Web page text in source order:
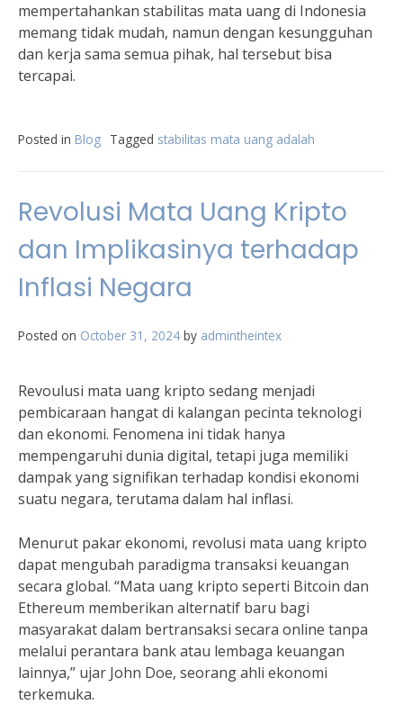
mempertahankan stabilitas mata uang di Indonesia
memang tidak mudah, namun dengan kesungguhan
dan kerja sama semua pihak, hal tersebut bisa
tercapai.
Posted in Blog Tagged stabilitas mata uang adalah
Revolusi Mata Uang Kripto
dan Implikasinya terhadap
Inflasi Negara
Posted on October 31, 2024 by admintheintex
Revoulusi mata uang kripto sedang menjadi
pembicaraan hangat di kalangan pecinta teknologi
dan ekonomi. Fenomena ini tidak hanya
mempengaruhi dunia digital, tetapi juga memiliki
dampak yang signifikan terhadap kondisi ekonomi
suatu negara, terutama dalam hal inflasi.
Menurut pakar ekonomi, revolusi mata uang kripto
dapat mengubah paradigma transaksi keuangan
secara global. “Mata uang kripto seperti Bitcoin dan
Ethereum memberikan alternatif baru bagi
masyarakat dalam bertransaksi secara online tanpa
melalui perantara bank atau lembaga keuangan
lainnya,” ujar John Doe, seorang ahli ekonomi
terkemuka.